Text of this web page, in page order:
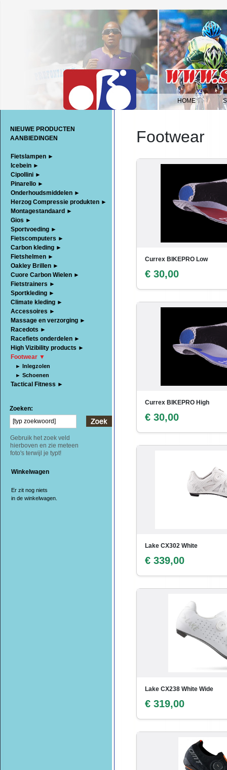
HOME |
NIEUWE PRODUCTEN
AANBIEDINGEN
Fietslampen ►
Icebein ►
Cipollini ►
Pinarello ►
Onderhoudsmiddelen ►
Herzog Compressie produkten ►
Montagestandaard ►
Gios ►
Sportvoeding ►
Fietscomputers ►
Carbon kleding ►
Fietshelmen ►
Oakley Brillen ►
Cuore Carbon Wielen ►
Fietstrainers ►
Sportkleding ►
Climate kleding ►
Accessoires ►
Massage en verzorging ►
Racedots ►
Racefiets onderdelen ►
High Vizibility products ►
Footwear ▼
► Inlegzolen
► Schoenen
Tactical Fitness ►
Zoeken:
Gebruik het zoek veld
hierboven en zie meteen
foto's terwijl je typt!
Winkelwagen
Er zit nog niets
in de winkelwagen.
Footwear
Currex BIKEPRO Low
€ 30,00
Currex BIKEPRO High
€ 30,00
Lake CX302 White
€ 339,00
Lake CX238 White Wide
€ 319,00